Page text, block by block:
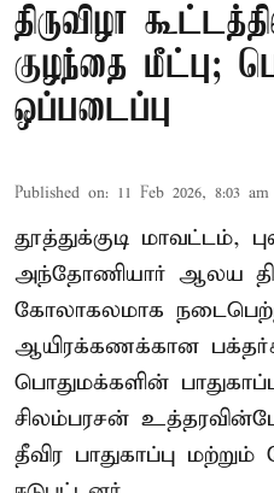
திருவிழா
குழந்தை மீட்பு;
ஒப்படைப்பு
Published on: 11 Feb 2026, 8:03 am
தூத்துக்குடி மாவட்டம்,
அந்தோணியார் ஆலய
கோலாகலமாக
ஆயிரக்கணக்கான
பொதுமக்களின்
சிலம்பரசன்
தீவிர பாதுகாப்பு